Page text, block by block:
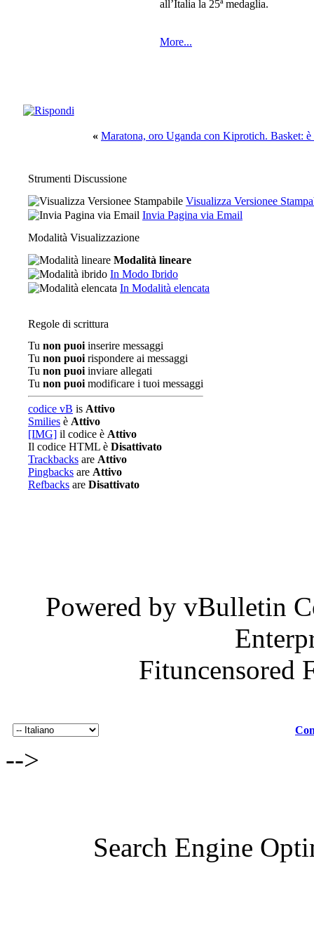
all’Italia la 25ª medaglia.
More...
« Maratona, oro Uganda con Kiprotich. Basket: è
Strumenti Discussione
Visualizza Versionee
Invia Pagina via Email
Modalità Visualizzazione
Modalità lineare
In Modo Ibrido
In Modalità elencata
Regole di scrittura
Tu non puoi inserire messaggi
Tu non puoi rispondere ai messaggi
Tu non puoi inviare allegati
Tu non puoi modificare i tuoi messaggi
codice vB is Attivo
Smilies è Attivo
[IMG] il codice è Attivo
Il codice HTML è Disattivato
Trackbacks are Attivo
Pingbacks are Attivo
Refbacks are Disattivato
Powered by vBulletin
Fituncensored
-->
Search Engine